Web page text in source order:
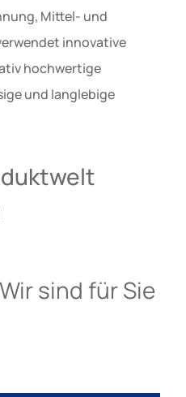
Mittel- und
innovative
hochwertige
und langlebige
sind für Sie